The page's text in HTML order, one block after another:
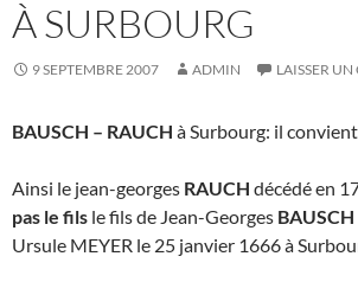
À SURBOURG
9 SEPTEMBRE 2007 ADMIN LAISSER
BAUSCH – RAUCH à Surbourg: il
Ainsi le jean-georges RAUCH décédé en
pas le fils le fils de Jean-Georges BAUSCH
Ursule MEYER le 25 janvier 1666 à